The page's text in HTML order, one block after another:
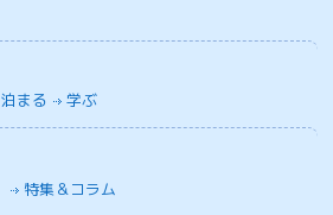
泊まる 学ぶ
特集＆コラム